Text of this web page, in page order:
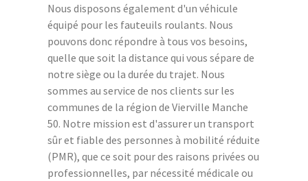
Nous disposons également d'un véhicule
équipé pour les fauteuils roulants. Nous
pouvons donc répondre à tous vos besoins,
quelle que soit la distance qui vous sépare de
notre siège ou la durée du trajet. Nous
sommes au service de nos clients sur les
communes de la région de Vierville Manche
50. Notre mission est d'assurer un transport
sûr et fiable des personnes à mobilité réduite
(PMR), que ce soit pour des raisons privées ou
professionnelles, par nécessité médicale ou